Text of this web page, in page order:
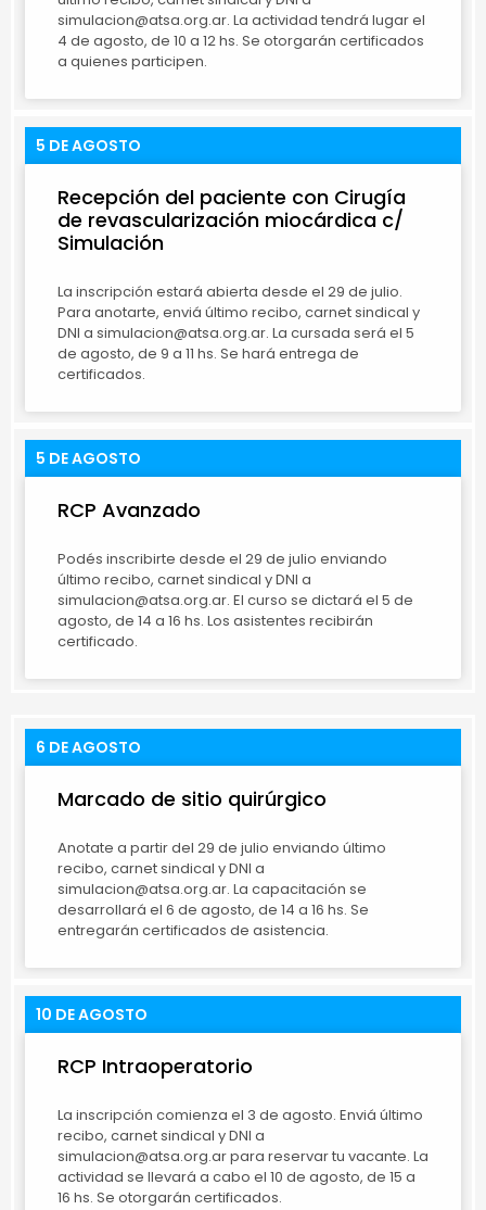
simulacion@atsa.org.ar. La actividad tendrá lugar el
4 de agosto, de 10 a 12 hs. Se otorgarán certificados
a quienes participen.
5 DE AGOSTO
Recepción del paciente con Cirugía
de revascularización miocárdica c/
Simulación
La inscripción estará abierta desde el 29 de julio.
Para anotarte, enviá último recibo, carnet sindical y
DNI a simulacion@atsa.org.ar. La cursada será el 5
de agosto, de 9 a 11 hs. Se hará entrega de
certificados.
5 DE AGOSTO
RCP Avanzado
Podés inscribirte desde el 29 de julio enviando
último recibo, carnet sindical y DNI a
simulacion@atsa.org.ar. El curso se dictará el 5 de
agosto, de 14 a 16 hs. Los asistentes recibirán
certificado.
6 DE AGOSTO
Marcado de sitio quirúrgico
Anotate a partir del 29 de julio enviando último
recibo, carnet sindical y DNI a
simulacion@atsa.org.ar. La capacitación se
desarrollará el 6 de agosto, de 14 a 16 hs. Se
entregarán certificados de asistencia.
10 DE AGOSTO
RCP Intraoperatorio
La inscripción comienza el 3 de agosto. Enviá último
recibo, carnet sindical y DNI a
simulacion@atsa.org.ar para reservar tu vacante. La
actividad se llevará a cabo el 10 de agosto, de 15 a
16 hs. Se otorgarán certificados.